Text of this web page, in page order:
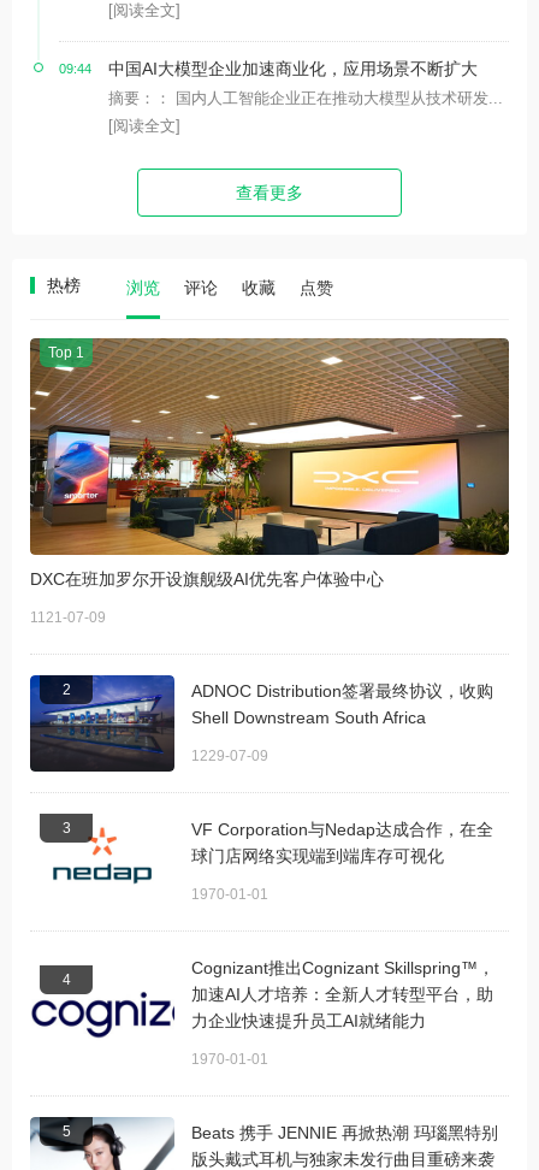
[阅读全文]
09:44 中国AI大模型企业加速商业化，应用场景不断扩大
摘要：： 国内人工智能企业正在推动大模型从技术研发...
[阅读全文]
查看更多
热榜 浏览 评论 收藏 点赞
Top 1
DXC在班加罗尔开设旗舰级AI优先客户体验中心
1121-07-09
2
ADNOC Distribution签署最终协议，收购
Shell Downstream South Africa
1229-07-09
3
VF Corporation与Nedap达成合作，在全
球门店网络实现端到端库存可视化
1970-01-01
4
Cognizant推出Cognizant Skillspring™，
加速AI人才培养：全新人才转型平台，助
力企业快速提升员工AI就绪能力
1970-01-01
5
Beats 携手 JENNIE 再掀热潮 玛瑙黑特别
版头戴式耳机与独家未发行曲目重磅来袭